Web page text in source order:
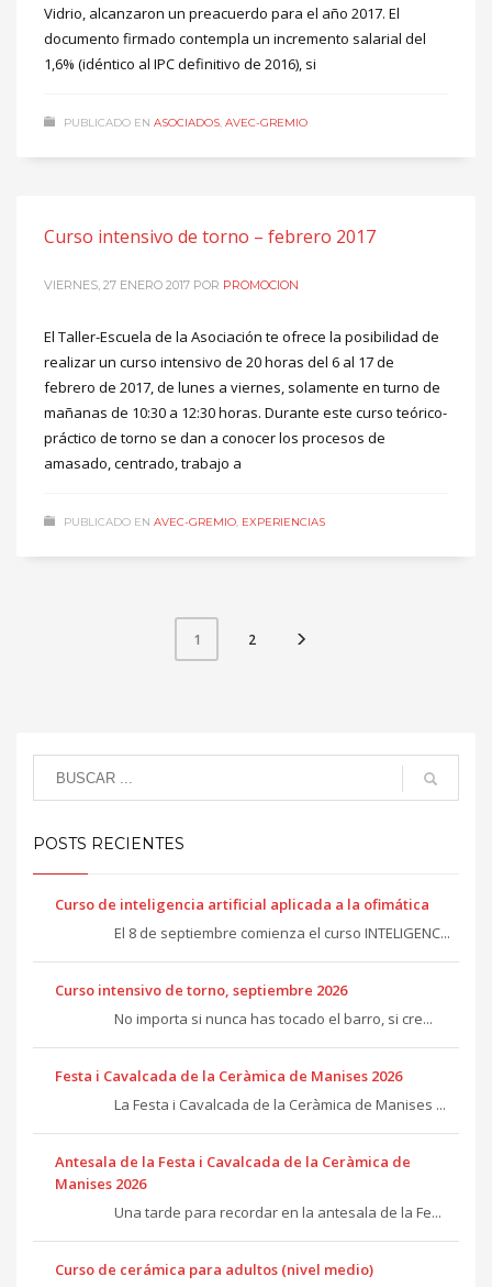
Vidrio, alcanzaron un preacuerdo para el año 2017. El
documento firmado contempla un incremento salarial del
1,6% (idéntico al IPC definitivo de 2016), si
PUBLICADO EN ASOCIADOS, AVEC-GREMIO
Curso intensivo de torno – febrero 2017
VIERNES, 27 ENERO 2017 POR PROMOCION
El Taller-Escuela de la Asociación te ofrece la posibilidad de
realizar un curso intensivo de 20 horas del 6 al 17 de
febrero de 2017, de lunes a viernes, solamente en turno de
mañanas de 10:30 a 12:30 horas. Durante este curso teórico-
práctico de torno se dan a conocer los procesos de
amasado, centrado, trabajo a
PUBLICADO EN AVEC-GREMIO, EXPERIENCIAS
1 2
POSTS RECIENTES
Curso de inteligencia artificial aplicada a la ofimática
El 8 de septiembre comienza el curso INTELIGENC...
Curso intensivo de torno, septiembre 2026
No importa si nunca has tocado el barro, si cre...
Festa i Cavalcada de la Ceràmica de Manises 2026
La Festa i Cavalcada de la Ceràmica de Manises ...
Antesala de la Festa i Cavalcada de la Ceràmica de
Manises 2026
Una tarde para recordar en la antesala de la Fe...
Curso de cerámica para adultos (nivel medio)